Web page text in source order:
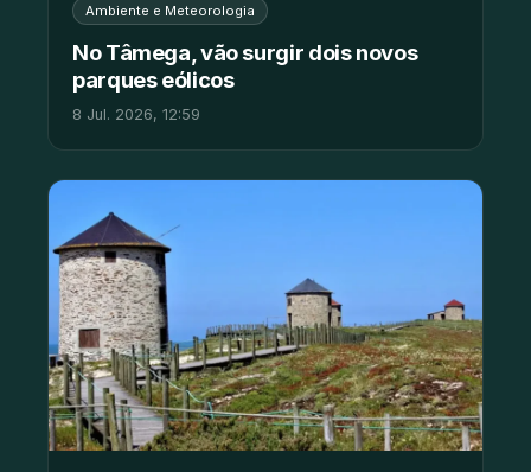
Ambiente e Meteorologia
No Tâmega, vão surgir dois novos
parques eólicos
8 Jul. 2026, 12:59